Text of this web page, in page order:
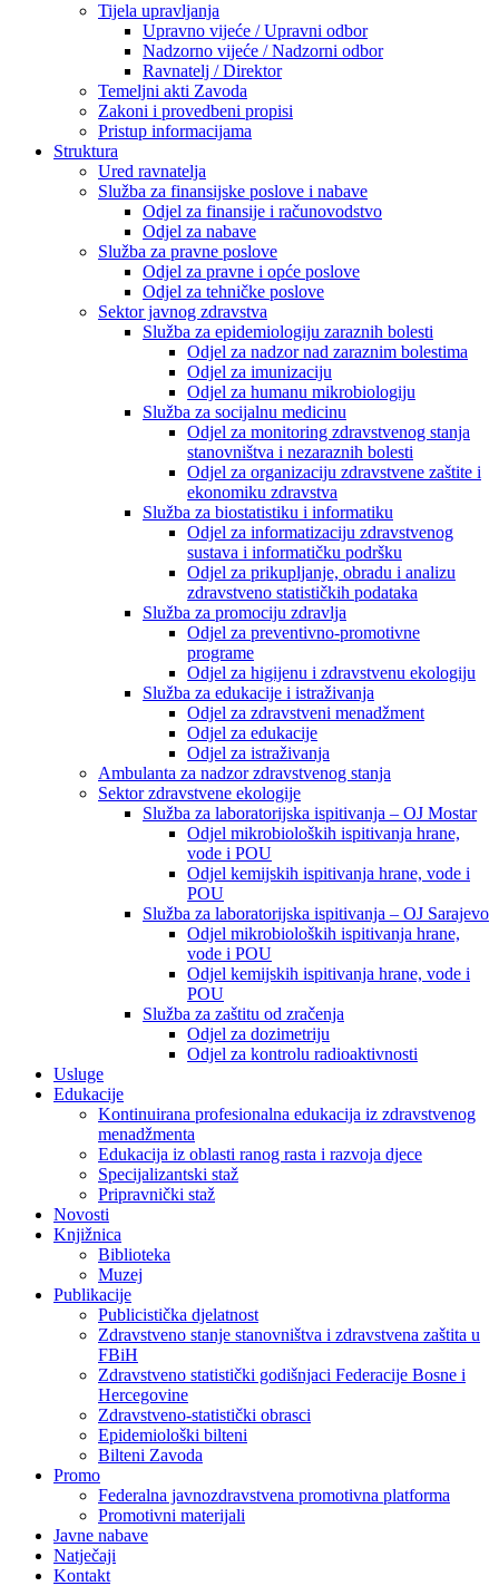
Tijela upravljanja
Upravno vijeće / Upravni odbor
Nadzorno vijeće / Nadzorni odbor
Ravnatelj / Direktor
Temeljni akti Zavoda
Zakoni i provedbeni propisi
Pristup informacijama
Struktura
Ured ravnatelja
Služba za finansijske poslove i nabave
Odjel za finansije i računovodstvo
Odjel za nabave
Služba za pravne poslove
Odjel za pravne i opće poslove
Odjel za tehničke poslove
Sektor javnog zdravstva
Služba za epidemiologiju zaraznih bolesti
Odjel za nadzor nad zaraznim bolestima
Odjel za imunizaciju
Odjel za humanu mikrobiologiju
Služba za socijalnu medicinu
Odjel za monitoring zdravstvenog stanja
stanovništva i nezaraznih bolesti
Odjel za organizaciju zdravstvene zaštite i
ekonomiku zdravstva
Služba za biostatistiku i informatiku
Odjel za informatizaciju zdravstvenog
sustava i informatičku podršku
Odjel za prikupljanje, obradu i analizu
zdravstveno statističkih podataka
Služba za promociju zdravlja
Odjel za preventivno-promotivne
programe
Odjel za higijenu i zdravstvenu ekologiju
Služba za edukacije i istraživanja
Odjel za zdravstveni menadžment
Odjel za edukacije
Odjel za istraživanja
Ambulanta za nadzor zdravstvenog stanja
Sektor zdravstvene ekologije
Služba za laboratorijska ispitivanja – OJ Mostar
Odjel mikrobioloških ispitivanja hrane,
vode i POU
Odjel kemijskih ispitivanja hrane, vode i
POU
Služba za laboratorijska ispitivanja – OJ Sarajevo
Odjel mikrobioloških ispitivanja hrane,
vode i POU
Odjel kemijskih ispitivanja hrane, vode i
POU
Služba za zaštitu od zračenja
Odjel za dozimetriju
Odjel za kontrolu radioaktivnosti
Usluge
Edukacije
Kontinuirana profesionalna edukacija iz zdravstvenog
menadžmenta
Edukacija iz oblasti ranog rasta i razvoja djece
Specijalizantski staž
Pripravnički staž
Novosti
Knjižnica
Biblioteka
Muzej
Publikacije
Publicistička djelatnost
Zdravstveno stanje stanovništva i zdravstvena zaštita u
FBiH
Zdravstveno statistički godišnjaci Federacije Bosne i
Hercegovine
Zdravstveno-statistički obrasci
Epidemiološki bilteni
Bilteni Zavoda
Promo
Federalna javnozdravstvena promotivna platforma
Promotivni materijali
Javne nabave
Natječaji
Kontakt